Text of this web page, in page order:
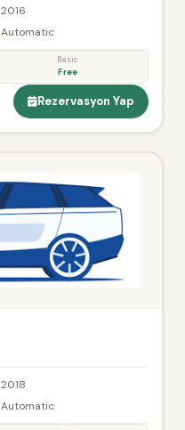
2016
Automatic
Basic
Free
Rezervasyon Yap
2018
Automatic